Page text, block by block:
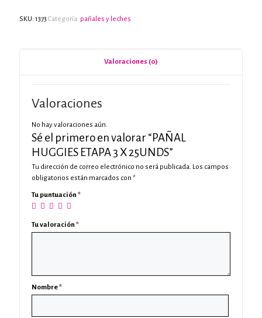
SKU: 1373 Categoría: pañales y leches
Valoraciones (0)
Valoraciones
No hay valoraciones aún.
Sé el primero en valorar “PAÑAL
HUGGIES ETAPA 3 X 25UNDS”
Tu dirección de correo electrónico no será publicada. Los campos
obligatorios están marcados con *
Tu puntuación *
Tu valoración *
Nombre*